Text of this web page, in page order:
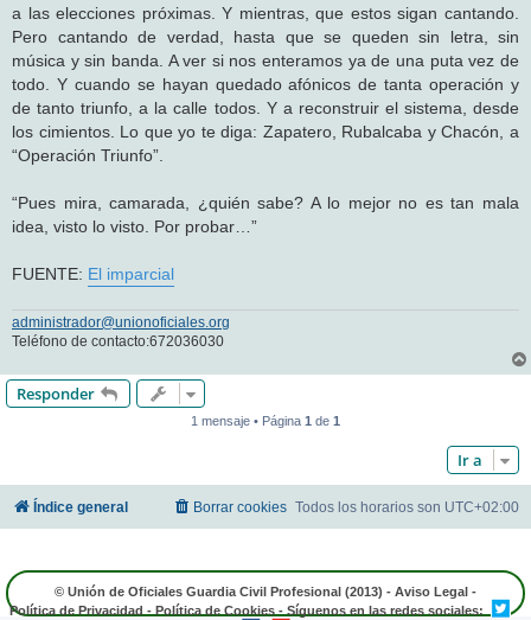
a las elecciones próximas. Y mientras, que estos sigan cantando.
Pero cantando de verdad, hasta que se queden sin letra, sin
música y sin banda. A ver si nos enteramos ya de una puta vez de
todo. Y cuando se hayan quedado afónicos de tanta operación y
de tanto triunfo, a la calle todos. Y a reconstruir el sistema, desde
los cimientos. Lo que yo te diga: Zapatero, Rubalcaba y Chacón, a
“Operación Triunfo”.
“Pues mira, camarada, ¿quién sabe? A lo mejor no es tan mala
idea, visto lo visto. Por probar…”
FUENTE: El imparcial
administrador@unionoficiales.org
Teléfono de contacto:672036030
Responder
1 mensaje • Página 1 de 1
Ir a
Índice general Todos los horarios son UTC+02:00
Borrar cookies
© Unión de Oficiales Guardia Civil Profesional (2013) - Aviso Legal -
Política de Privacidad - Política de Cookies - Síguenos en las redes sociales: